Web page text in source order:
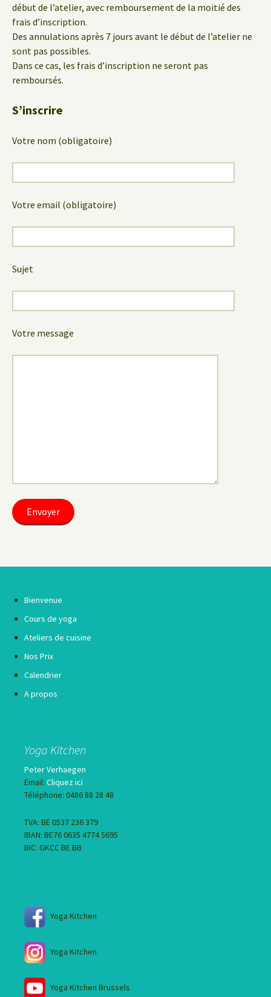
début de l’atelier, avec remboursement de la moitié des
frais d’inscription.
Des annulations après 7 jours avant le début de l’atelier ne
sont pas possibles.
Dans ce cas, les frais d’inscription ne seront pas
remboursés.
S’inscrire
Votre nom (obligatoire)
Votre email (obligatoire)
Sujet
Votre message
Bienvenue
Cours de yoga
Ateliers de cuisine
Nos Prix
Calendrier
A propos
Yoga Kitchen
Peter Verhaegen
Email: Cliquez ici
Téléphone: 0486 88 28 48
TVA: BE 0537 236 379
IBAN: BE76 0635 4774 5695
BIC: GKCC BE BB
Yoga Kitchen
Yoga Kitchen
Yoga Kitchen Brussels